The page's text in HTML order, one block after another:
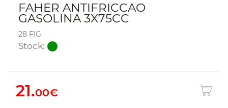
FAHER ANTIFRICCAO
GASOLINA 3X75CC
28 FIG
Stock:
21.00€